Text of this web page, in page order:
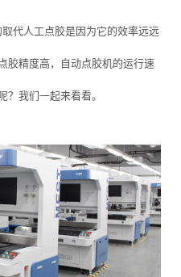
代人工点胶是因为它的效率远远
胶精度高，自动点胶机的运行速
？我们一起来看看。